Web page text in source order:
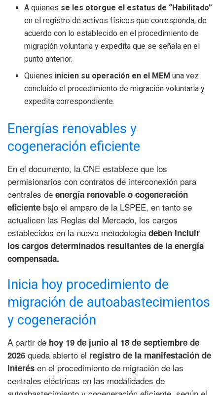
A quienes se les otorgue el estatus de “Habilitado”
en el registro de activos físicos que corresponda, de
acuerdo con lo establecido en el procedimiento de
migración voluntaria y expedita que se señala en el
punto anterior.
Quienes inicien su operación en el MEMuna vez
concluido el procedimiento de migración voluntaria y
expedita correspondiente.
Energías renovables y
cogeneración eficiente
En el documento, la CNE establece que los
permisionarios con contratos de interconexión para
centrales de energía renovable o cogeneración
eficiente bajo el amparo de la LSPEE, en tanto se
actualicen las Reglas del Mercado, los cargos
establecidos en la nueva metodología deben incluir
los cargos determinados resultantes de la energía
compensada.
Inicia hoy procedimiento de
migración de autoabastecimientos
y cogeneración
A partir de hoy 19 de junio al 18 de septiembre de
2026 queda abierto el registro de la manifestación de
interés en el procedimiento de migración de las
centrales eléctricas en las modalidades de